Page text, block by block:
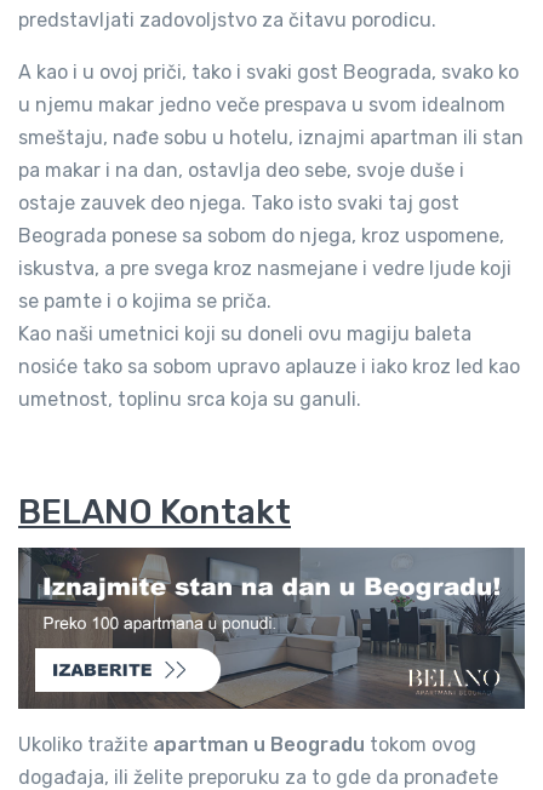
predstavljati zadovoljstvo za čitavu porodicu.
A kao i u ovoj priči, tako i svaki gost Beograda, svako ko
u njemu makar jedno veče prespava u svom idealnom
smeštaju, nađe sobu u hotelu, iznajmi apartman ili stan
pa makar i na dan, ostavlja deo sebe, svoje duše i
ostaje zauvek deo njega. Tako isto svaki taj gost
Beograda ponese sa sobom do njega, kroz uspomene,
iskustva, a pre svega kroz nasmejane i vedre ljude koji
se pamte i o kojima se priča.
Kao naši umetnici koji su doneli ovu magiju baleta
nosiće tako sa sobom upravo aplauze i iako kroz led kao
umetnost, toplinu srca koja su ganuli.
BELANO Kontakt
Ukoliko tražite apartman u Beogradu tokom ovog
događaja, ili želite preporuku za to gde da pronađete